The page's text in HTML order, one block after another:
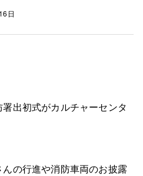
日
出初式がカルチャーセンタ
の行進や消防車両のお披露